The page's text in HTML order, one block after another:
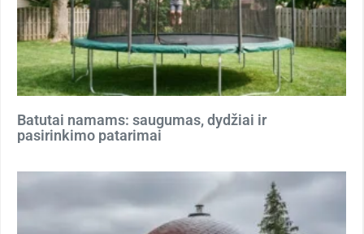
Batutai namams: saugumas, dydžiai ir
pasirinkimo patarimai